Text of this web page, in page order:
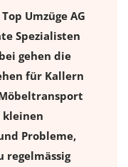
Umzüge AG
Spezialisten
gehen die
für Kallern
kleinen
Probleme,
regelmässig